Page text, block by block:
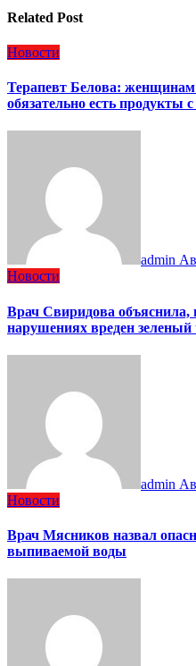
Related Post
Новости
Терапевт Белова: женщинам
обязательно есть продукты
admin
Новости
Врач Свиридова объяснила,
нарушениях вреден зеленый
admin
Новости
Врач Мясников назвал
выпиваемой воды